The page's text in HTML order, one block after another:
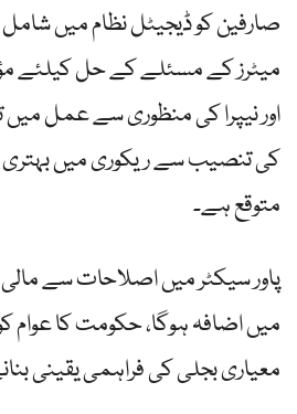
صارفین کو ڈیجیٹل نظام میں
میٹرز کے مسئلے کے حل کیلئے
اور نیپرا کی منظوری سے عمل میں
کی تنصیب سے ریکوری میں بہتری
متوقع ہے۔
پاور سیکٹر میں اصلاحات سے مالی
میں اضافہ ہوگا، حکومت کا عوام
معیاری بجلی کی فراہمی یقینی